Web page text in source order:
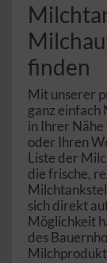
finden
Mit unserer
ganz
in Ihrer Nähe
oder Ihren
Liste der
die frische,
sich direkt
Möglichkeit
des